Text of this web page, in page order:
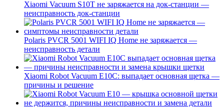
Xiaomi Vacuum S10T не заряжается на док-станции —
неисправность док-станции
Polaris PVCR 5001 WIFI IQ Home не заряжается —
неисправность детали
Xiaomi Robot Vacuum E10C: выпадает основная щетка —
причины и решение